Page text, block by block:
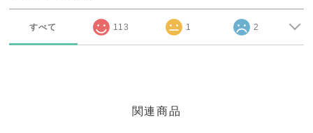
すべて 113 1 2
関連商品